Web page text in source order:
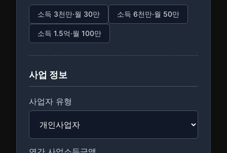
소득 3천만·월 30만 소득 6천만·월 50만
소득 1.5억·월 100만
사업 정보
사업자 유형